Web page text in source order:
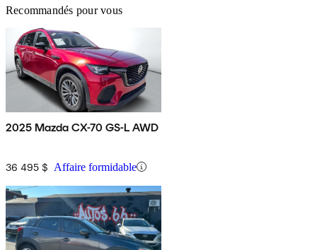
Recommandés pour vous
2025 Mazda CX-70 GS-L AWD
36 495 $ Affaire formidable